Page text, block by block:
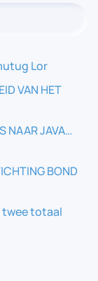
Lor
VAN HET
NAAR JAVA…
BOND
twee totaal